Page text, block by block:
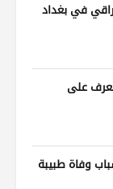
في بغداد
إلى كأس العالم 2026.. تعرف على
وفاة طبيبة